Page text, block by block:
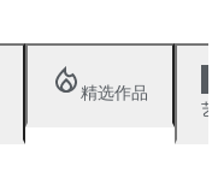
精选作品